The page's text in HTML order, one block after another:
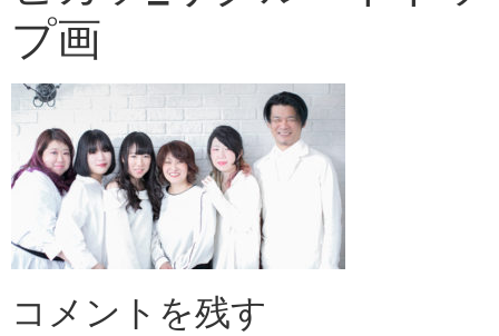
プ画
コメントを残す